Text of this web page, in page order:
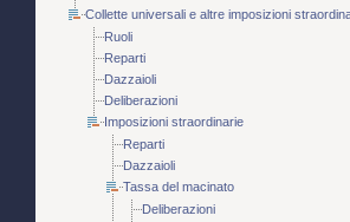
Collette universali e altre imposizioni
Ruoli
Reparti
Dazzaioli
Deliberazioni
Imposizioni straordinarie
Reparti
Dazzaioli
Tassa del macinato
Deliberazioni